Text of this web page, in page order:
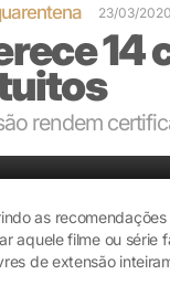
23/03/2020
14
rendem
as
aquele filme ou série
de extensão